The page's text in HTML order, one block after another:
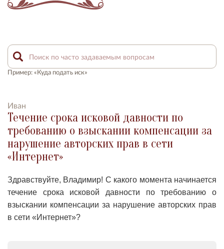
Пример: «Куда подать иск»
Иван
Течение срока исковой давности по
требованию о взыскании компенсации за
нарушение авторских прав в сети
«Интернет»
Здравствуйте, Владимир! С какого момента начинается
течение срока исковой давности по требованию о
взыскании компенсации за нарушение авторских прав
в сети «Интернет»?